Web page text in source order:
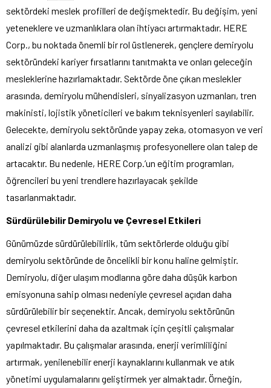
sektördeki meslek profilleri de değişmektedir. Bu değişim, yeni
yeteneklere ve uzmanlıklara olan ihtiyacı artırmaktadır. HERE
Corp., bu noktada önemli bir rol üstlenerek, gençlere demiryolu
sektöründeki kariyer fırsatlarını tanıtmakta ve onları geleceğin
mesleklerine hazırlamaktadır. Sektörde öne çıkan meslekler
arasında, demiryolu mühendisleri, sinyalizasyon uzmanları, tren
makinisti, lojistik yöneticileri ve bakım teknisyenleri sayılabilir.
Gelecekte, demiryolu sektöründe yapay zeka, otomasyon ve veri
analizi gibi alanlarda uzmanlaşmış profesyonellere olan talep de
artacaktır. Bu nedenle, HERE Corp.’un eğitim programları,
öğrencileri bu yeni trendlere hazırlayacak şekilde
tasarlanmaktadır.
Sürdürülebilir Demiryolu ve Çevresel Etkileri
Günümüzde sürdürülebilirlik, tüm sektörlerde olduğu gibi
demiryolu sektöründe de öncelikli bir konu haline gelmiştir.
Demiryolu, diğer ulaşım modlarına göre daha düşük karbon
emisyonuna sahip olması nedeniyle çevresel açıdan daha
sürdürülebilir bir seçenektir. Ancak, demiryolu sektörünün
çevresel etkilerini daha da azaltmak için çeşitli çalışmalar
yapılmaktadır. Bu çalışmalar arasında, enerji verimliliğini
artırmak, yenilenebilir enerji kaynaklarını kullanmak ve atık
yönetimi uygulamalarını geliştirmek yer almaktadır. Örneğin,